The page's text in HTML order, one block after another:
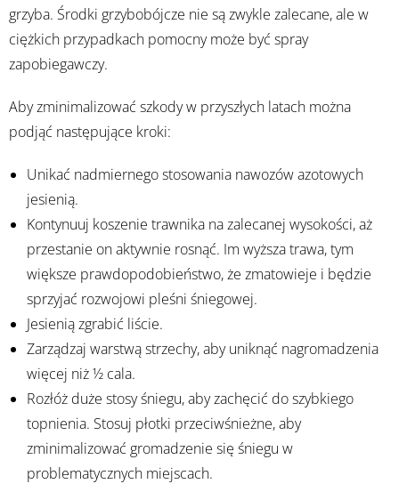
grzyba. Środki grzybobójcze nie są zwykle zalecane, ale w
ciężkich przypadkach pomocny może być spray
zapobiegawczy.
Aby zminimalizować szkody w przyszłych latach można
podjąć następujące kroki:
Unikać nadmiernego stosowania nawozów azotowych
jesienią.
Kontynuuj koszenie trawnika na zalecanej wysokości, aż
przestanie on aktywnie rosnąć. Im wyższa trawa, tym
większe prawdopodobieństwo, że zmatowieje i będzie
sprzyjać rozwojowi pleśni śniegowej.
Jesienią zgrabić liście.
Zarządzaj warstwą strzechy, aby uniknąć nagromadzenia
więcej niż ½ cala.
Rozłóż duże stosy śniegu, aby zachęcić do szybkiego
topnienia. Stosuj płotki przeciwśnieżne, aby
zminimalizować gromadzenie się śniegu w
problematycznych miejscach.